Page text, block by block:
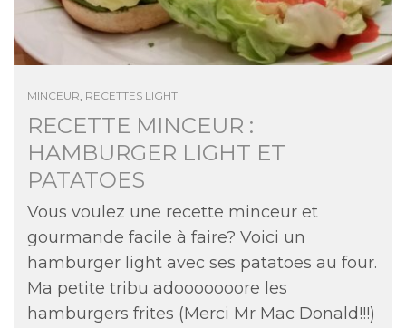
MINCEUR, RECETTES LIGHT
RECETTE MINCEUR :
HAMBURGER LIGHT ET
PATATOES
Vous voulez une recette minceur et
gourmande facile à faire? Voici un
hamburger light avec ses patatoes au four.
Ma petite tribu adooooooore les
hamburgers frites (Merci Mr Mac Donald!!!)